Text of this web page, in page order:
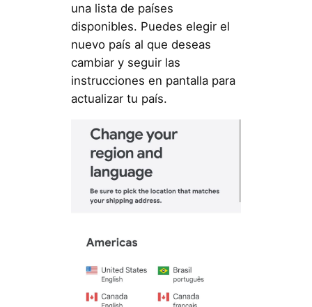
una lista de países
disponibles. Puedes elegir el
nuevo país al que deseas
cambiar y seguir las
instrucciones en pantalla para
actualizar tu país.